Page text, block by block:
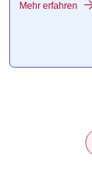
Mehr erfahren